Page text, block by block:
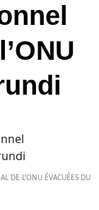
DE L’ONU ÉVACUÉES DU